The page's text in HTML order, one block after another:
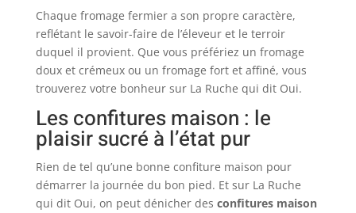
Chaque fromage fermier a son propre caractère,
reflétant le savoir-faire de l’éleveur et le terroir
duquel il provient. Que vous préfériez un fromage
doux et crémeux ou un fromage fort et affiné, vous
trouverez votre bonheur sur La Ruche qui dit Oui.
Les confitures maison : le
plaisir sucré à l’état pur
Rien de tel qu’une bonne confiture maison pour
démarrer la journée du bon pied. Et sur La Ruche
qui dit Oui, on peut dénicher des confitures maison